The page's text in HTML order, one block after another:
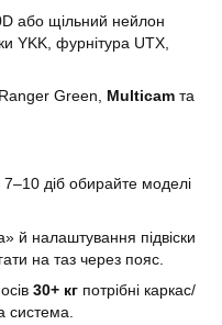
або щільний нейлон
YKK, фурнітура UTX,
Green, Multicam та
діб обирайте моделі
й налаштування підвіски
на таз через пояс.
30+ кг потрібні каркас/
система.